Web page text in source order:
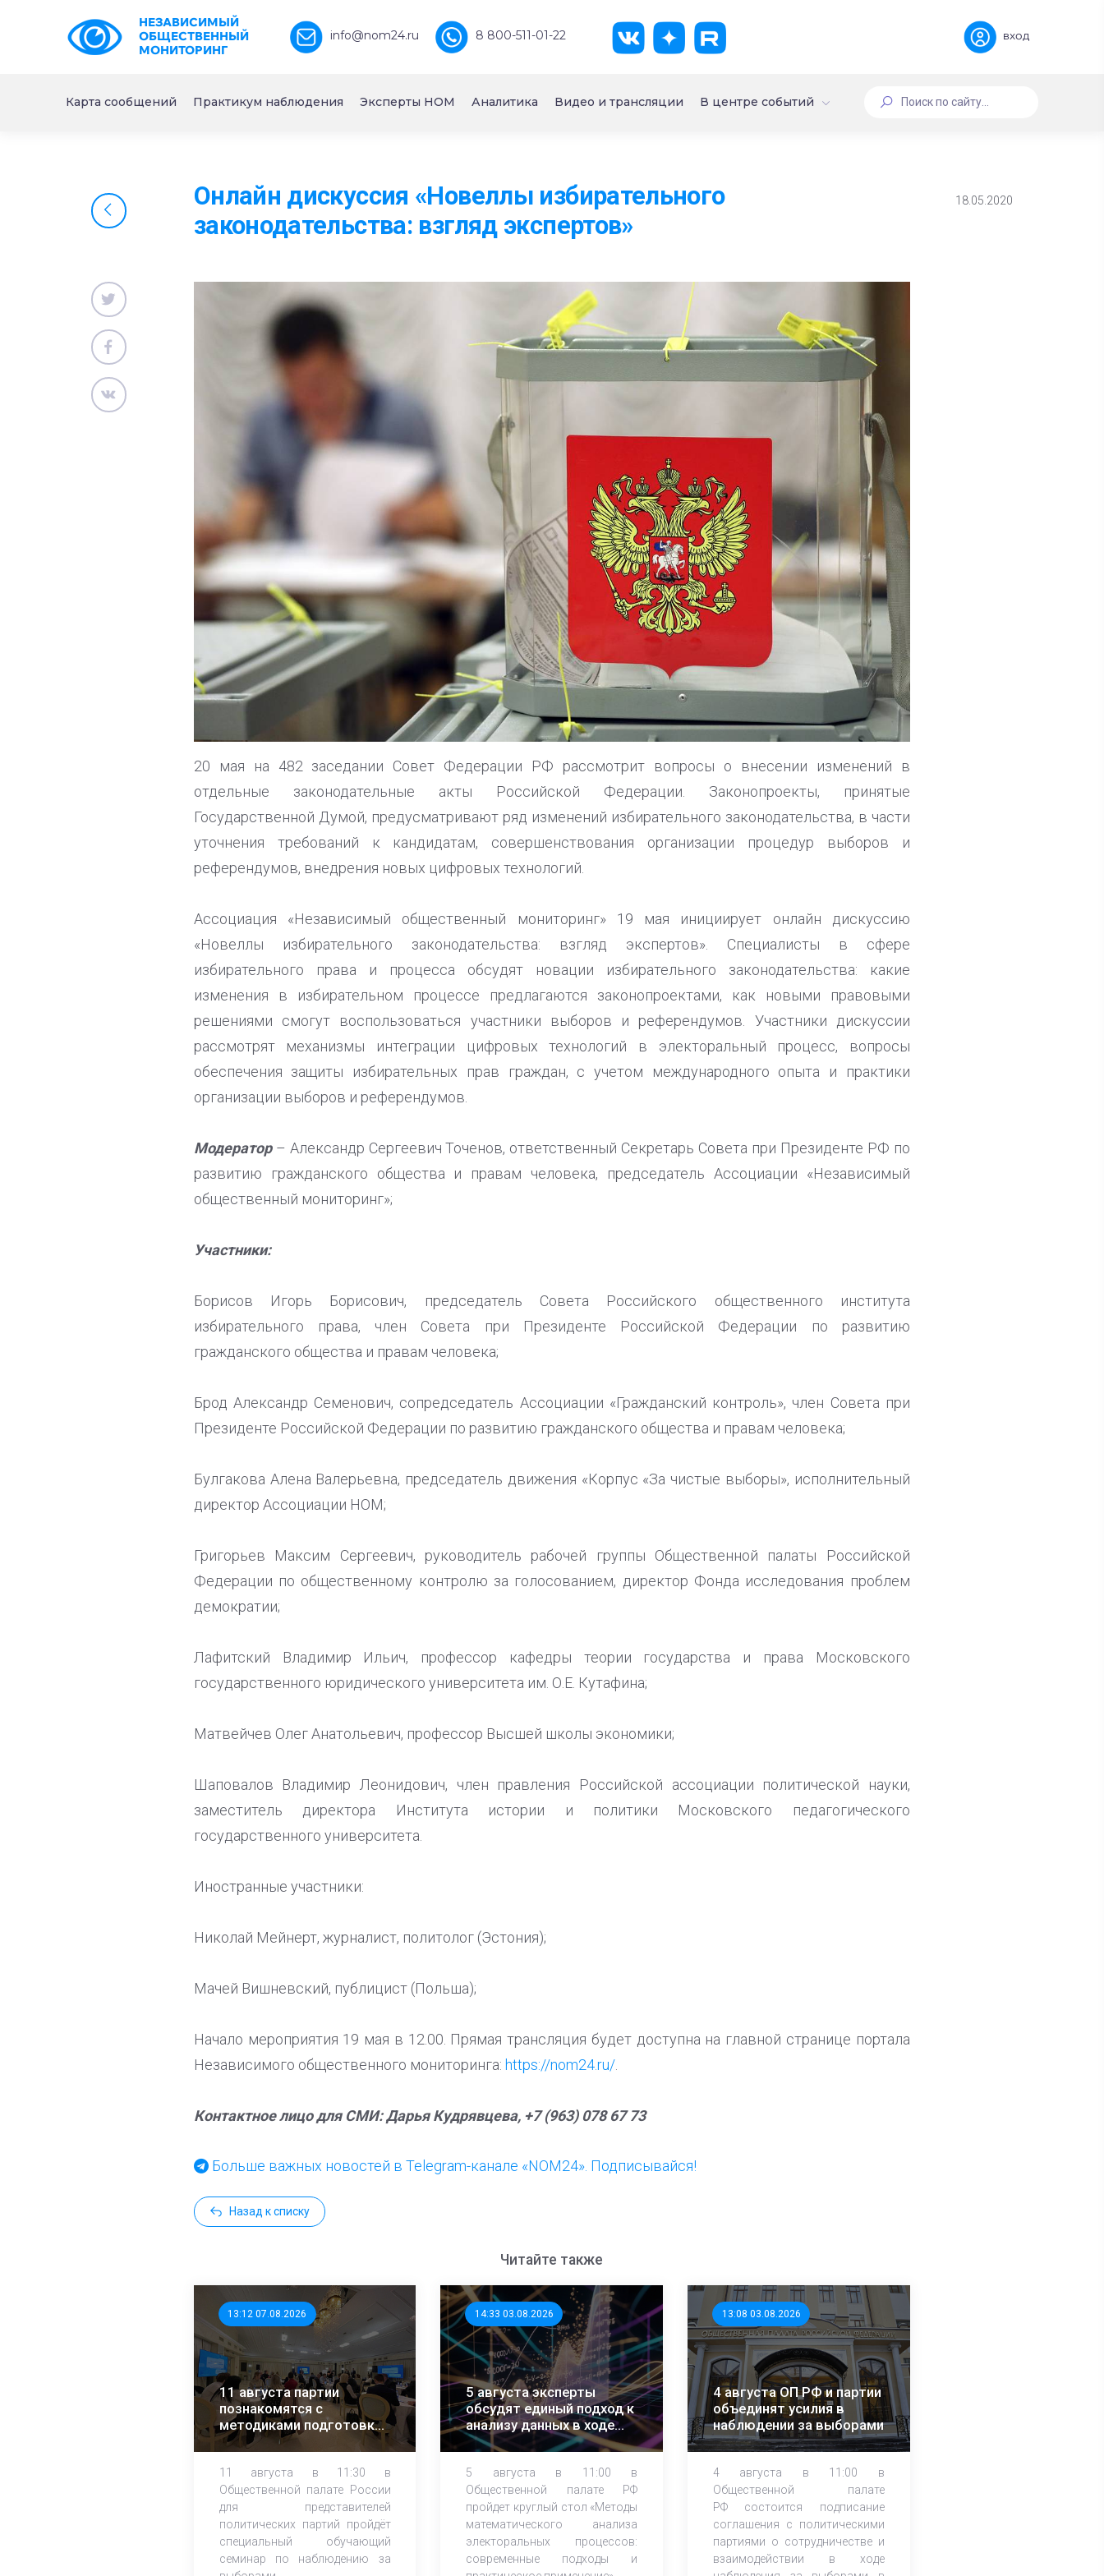
НЕЗАВИСИМЫЙ
ОБЩЕСТВЕННЫЙ
МОНИТОРИНГ
info@nom24.ru 8 800-511-01-22 вход
Карта сообщений Практикум наблюдения Эксперты НОМ Аналитика Видео и трансляции В центре событий
Онлайн дискуссия «Новеллы избирательного
законодательства: взгляд экспертов»
18.05.2020
20 мая на 482 заседании Совет Федерации РФ рассмотрит вопросы о внесении изменений в
отдельные законодательные акты Российской Федерации. Законопроекты, принятые
Государственной Думой, предусматривают ряд изменений избирательного законодательства, в части
уточнения требований к кандидатам, совершенствования организации процедур выборов и
референдумов, внедрения новых цифровых технологий.
Ассоциация «Независимый общественный мониторинг» 19 мая инициирует онлайн дискуссию
«Новеллы избирательного законодательства: взгляд экспертов». Специалисты в сфере
избирательного права и процесса обсудят новации избирательного законодательства: какие
изменения в избирательном процессе предлагаются законопроектами, как новыми правовыми
решениями смогут воспользоваться участники выборов и референдумов. Участники дискуссии
рассмотрят механизмы интеграции цифровых технологий в электоральный процесс, вопросы
обеспечения защиты избирательных прав граждан, с учетом международного опыта и практики
организации выборов и референдумов.
Модератор– Александр Сергеевич Точенов, ответственный Секретарь Совета при Президенте РФ по
развитию гражданского общества и правам человека, председатель Ассоциации «Независимый
общественный мониторинг»;
Участники:
Борисов Игорь Борисович, председатель Совета Российского общественного института
избирательного права, член Совета при Президенте Российской Федерации по развитию
гражданского общества и правам человека;
Брод Александр Семенович, сопредседатель Ассоциации «Гражданский контроль», член Совета при
Президенте Российской Федерации по развитию гражданского общества и правам человека;
Булгакова Алена Валерьевна, председатель движения «Корпус «За чистые выборы», исполнительный
директор Ассоциации НОМ;
Григорьев Максим Сергеевич, руководитель рабочей группы Общественной палаты Российской
Федерации по общественному контролю за голосованием, директор Фонда исследования проблем
демократии;
Лафитский Владимир Ильич, профессор кафедры теории государства и права Московского
государственного юридического университета им. О.Е. Кутафина;
Матвейчев Олег Анатольевич, профессор Высшей школы экономики;
Шаповалов Владимир Леонидович, член правления Российской ассоциации политической науки,
заместитель директора Института истории и политики Московского педагогического
государственного университета.
Иностранные участники:
Николай Мейнерт, журналист, политолог (Эстония);
Мачей Вишневский, публицист (Польша);
Начало мероприятия 19 мая в 12.00. Прямая трансляция будет доступна на главной странице портала
Независимого общественного мониторинга: https://nom24.ru/.
Контактное лицо для СМИ: Дарья Кудрявцева, +7 (963) 078 67 73
Больше важных новостей в Telegram-канале «NOM24». Подписывайся!
Назад к списку
Читайте также
13:12 07.08.2026
11 августа партии
познакомятся с
методиками подготовки
независимых
11 августа в 11:30 в
Общественной палате России
для представителей
политических партий пройдёт
специальный обучающий
семинар по наблюдению за
14:33 03.08.2026
5 августа эксперты
обсудят единый подход к
анализу данных в ходе
ЕДГ-2026
5 августа в 11:00 в
Общественной палате РФ
пройдет круглый стол «Методы
математического анализа
электоральных процессов:
современные подходы и
13:08 03.08.2026
4 августа ОП РФ и партии
объединят усилия в
наблюдении за выборами
4 августа в 11:00 в
Общественной палате
РФ состоится подписание
соглашения с политическими
партиями о сотрудничестве и
взаимодействии в ходе